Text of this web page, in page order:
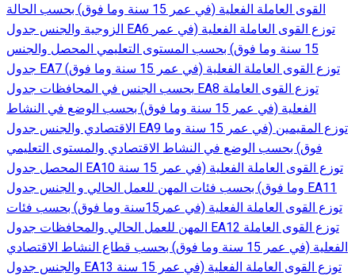
القوى العاملة الفعلية (في عمر 15 سنة وما فوق) بحسب الحالة
الزوجية والجنس جدول EA6 توزع القوى العاملة الفعلية (في عمر
15 سنة وما فوق) بحسب المستوى التعليمي المحصل والجنس
جدول EA7 توزع القوى العاملة الفعلية (في عمر 15 سنة وما فوق)
بحسب الجنس في المحافظات جدول EA8 توزع القوى العاملة
الفعلية (في عمر 15 سنة وما فوق) بحسب الوضع في النشاط
الاقتصادي والجنس جدول EA9 توزع المقيمين (في عمر 15 سنة وما
فوق) بحسب الوضع في النشاط الاقتصادي والمستوى التعليمي
المحصل جدول EA10 توزع القوى العاملة الفعلية (في عمر 15 سنة
وما فوق) بحسب فئات المهن للعمل الحالي و الجنس جدول EA11
توزع القوى العاملة الفعلية (في عمر15سنة وما فوق) بحسب فئات
المهن للعمل الحالي والمحافظات جدول EA12 توزع القوى العاملة
الفعلية (في عمر 15 سنة وما فوق) بحسب قطاع النشاط الاقتصادي
والجنس جدول EA13 توزع القوى العاملة الفعلية (في عمر 15 سنة